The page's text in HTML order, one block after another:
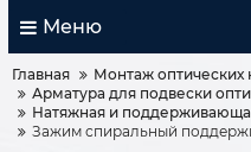
Меню
Главная
Монтаж оптических
Арматура для подвески
Натяжная и
Зажим спиральный